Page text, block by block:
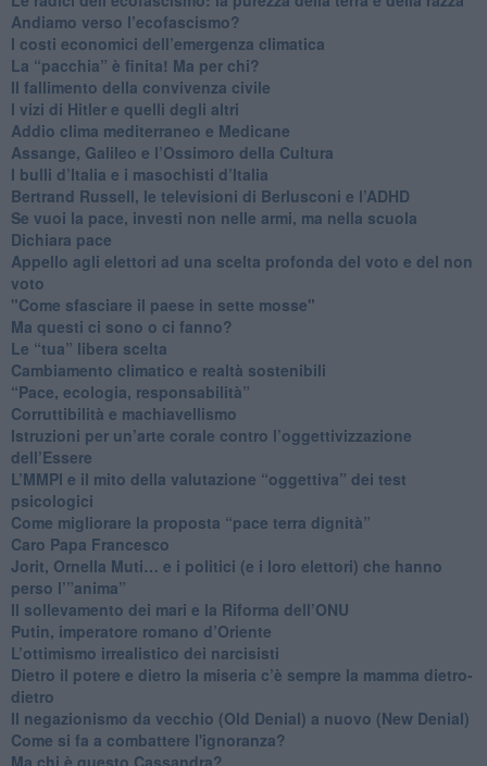
Andiamo verso l’ecofascismo?
I costi economici dell’emergenza climatica
​La “pacchia” è finita! Ma per chi?
​Il fallimento della convivenza civile
​I vizi di Hitler e quelli degli altri
Addio clima mediterraneo e Medicane
​Assange, Galileo e l’Ossimoro della Cultura
​I bulli d’Italia e i masochisti d’Italia
​Bertrand Russell, le televisioni di Berlusconi e l’ADHD
​Se vuoi la pace, investi non nelle armi, ma nella scuola
​Dichiara pace
​Appello agli elettori ad una scelta profonda del voto e del non
voto
"Come sfasciare il paese in sette mosse"
​Ma questi ci sono o ci fanno?
​Le “tua” libera scelta
Cambiamento climatico e realtà sostenibili
“Pace, ecologia, responsabilità”
​Corruttibilità e machiavellismo
Istruzioni per un’arte corale contro l’oggettivizzazione
dell’Essere
​L’MMPI e il mito della valutazione “oggettiva” dei test
psicologici
Come migliorare la proposta “pace terra dignità”
Caro Papa Francesco
​Jorit, Ornella Muti… e i politici (e i loro elettori) che hanno
perso l’”anima”
​Il sollevamento dei mari e la Riforma dell’ONU
Putin, imperatore romano d’Oriente
​L’ottimismo irrealistico dei narcisisti
​Dietro il potere e dietro la miseria c’è sempre la mamma dietro-
dietro
Il negazionismo da vecchio (Old Denial) a nuovo (New Denial)
Come si fa a combattere l'ignoranza?
Ma chi è questo Cassandra?